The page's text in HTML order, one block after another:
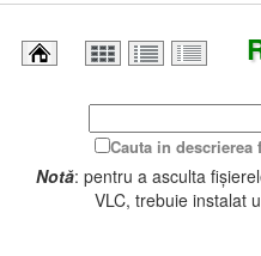
Cauta in descrierea
Notă: pentru a asculta
VLC, trebuie instalat